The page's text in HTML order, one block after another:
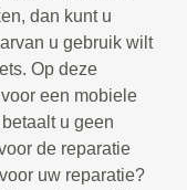
dan kunt u
u gebruik wilt
Op deze
een mobiele
u geen
de reparatie
uw reparatie?